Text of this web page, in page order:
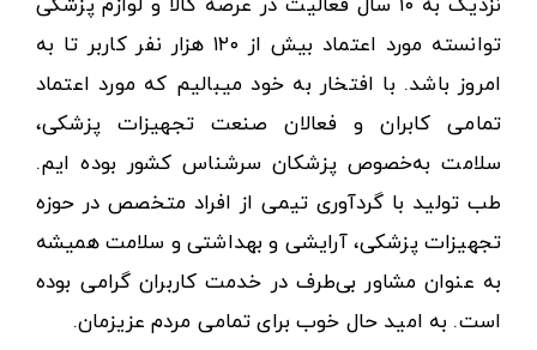
نزدیک به ۱۰ سال فعالیت در عرصه کالا و لوازم پزشکی
توانسته مورد اعتماد بیش از ۱۲۰ هزار نفر کاربر تا به
امروز باشد. با افتخار به خود میبالیم که مورد اعتماد
تمامی کابران و فعالان صنعت تجهیزات پزشکی،
سلامت به‌خصوص پزشکان سرشناس کشور بوده ایم.
طب تولید با گردآوری تیمی از افراد متخصص در حوزه
تجهیزات پزشکی، آرایشی و بهداشتی و سلامت همیشه
به عنوان مشاور بی‌طرف در خدمت کاربران گرامی بوده
است. به امید حال خوب برای تمامی مردم عزیزمان.